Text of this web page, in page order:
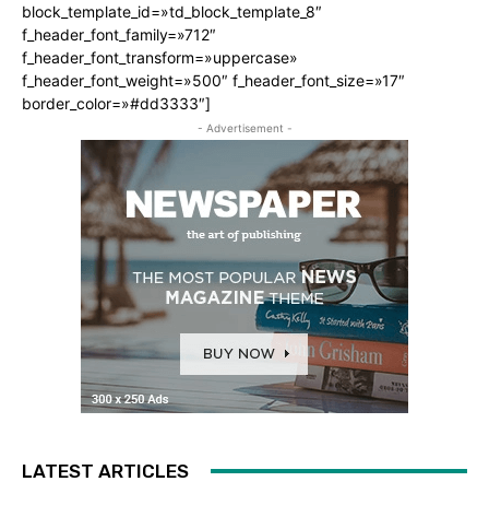
block_template_id=»td_block_template_8″
f_header_font_family=»712″
f_header_font_transform=»uppercase»
f_header_font_weight=»500″ f_header_font_size=»17″
border_color=»#dd3333″]
- Advertisement -
LATEST ARTICLES